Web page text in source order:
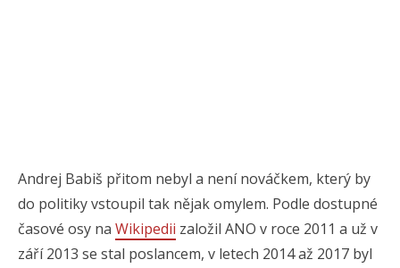
Andrej Babiš přitom nebyl a není nováčkem, který by
do politiky vstoupil tak nějak omylem. Podle dostupné
časové osy na Wikipedii založil ANO v roce 2011 a už v
září 2013 se stal poslancem, v letech 2014 až 2017 byl